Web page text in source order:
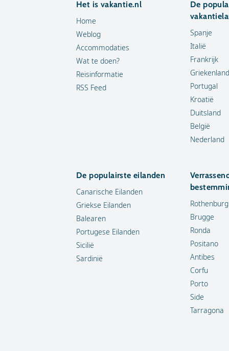
Het is vakantie.nl
Home
Weblog
Accommodaties
Wat te doen?
Reisinformatie
RSS Feed
De
Spanje
Italië
Frankrijk
Griekenland
Portugal
Kroatië
Duitsland
België
Nederland
De populairste eilanden
Canarische Eilanden
Griekse Eilanden
Balearen
Portugese Eilanden
Sicilië
Sardinië
Brugge
Ronda
Positano
Antibes
Corfu
Porto
Side
Tarragona